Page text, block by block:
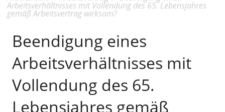
Arbeitsverhältnisses mit Vollendung des 65. Lebensjahres
gemäß Arbeitsvertrag wirksam?
Beendigung eines
Arbeitsverhältnisses mit
Vollendung des 65.
Lebensjahres gemäß